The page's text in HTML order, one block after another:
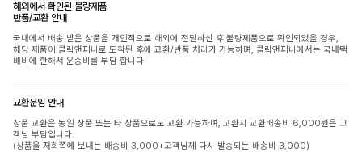
해외에서 확인된 불량제품
반품/교환 안내
국내에서 배송 받은 상품을 개인적으로 해외에 전달하신 후 불량제품으로 확인되었을 경우,
해당 제품이 클릭앤퍼니로 도착된 후에 교환/반품 처리가 가능하며, 클릭앤퍼니에서는 국내택
배비에 한해서 운송비를 부담 합니다
교환운임 안내
상품 교환은 동일 상품 또는 타 상품으로도 교환 가능하며, 교환시 교환배송비 6,000원은 고
객님 부담입니다.
(상품을 저희쪽에 보내는 배송비 3,000+고객님께 다시 발송되는 배송비 3,000)